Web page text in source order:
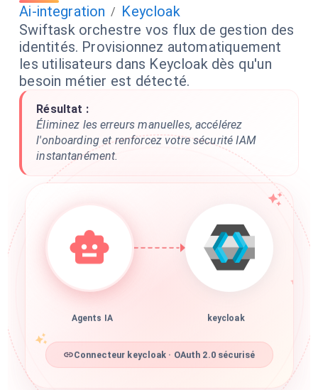
Ai-integration / Keycloak
Swiftask orchestre vos flux de gestion des
identités. Provisionnez automatiquement
les utilisateurs dans Keycloak dès qu'un
besoin métier est détecté.
Résultat :
Éliminez les erreurs manuelles, accélérez
l'onboarding et renforcez votre sécurité IAM
instantanément.
Agents IA keycloak
Connecteur keycloak · OAuth 2.0 sécurisé